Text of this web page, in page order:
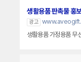
생활용품 판촉물 홍
광고
생활용품 가정용품 무